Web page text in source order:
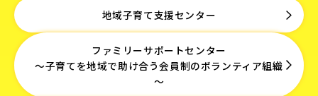
地域子育て支援センター
ファミリーサポートセンター
～子育てを地域で助け合う会員制のボランティア組織
～